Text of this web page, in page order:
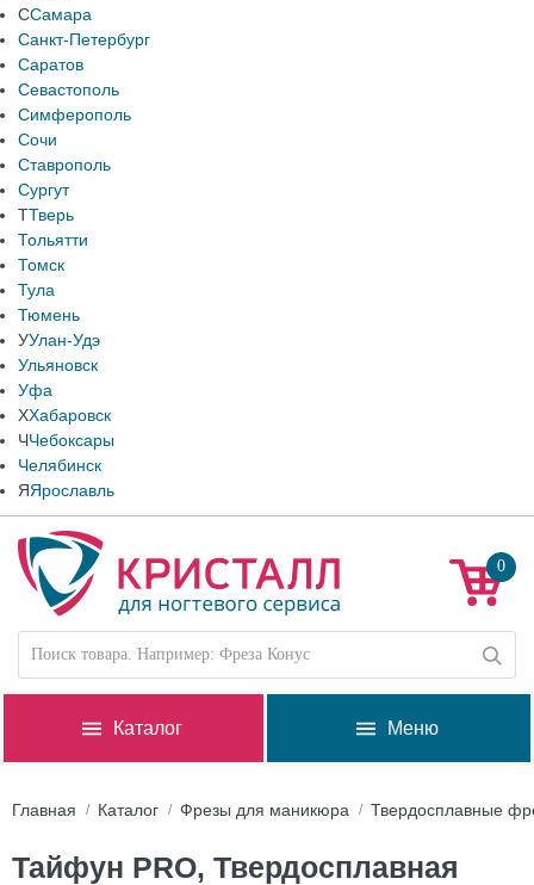
ССамара
Санкт-Петербург
Саратов
Севастополь
Симферополь
Сочи
Ставрополь
Сургут
ТТверь
Тольятти
Томск
Тула
Тюмень
УУлан-Удэ
Ульяновск
Уфа
ХХабаровск
ЧЧебоксары
Челябинск
ЯЯрославль
0
Каталог Меню
Главная Каталог Фрезы для маникюра Твердосплавные
Тайфун PRO, Твердосплавная